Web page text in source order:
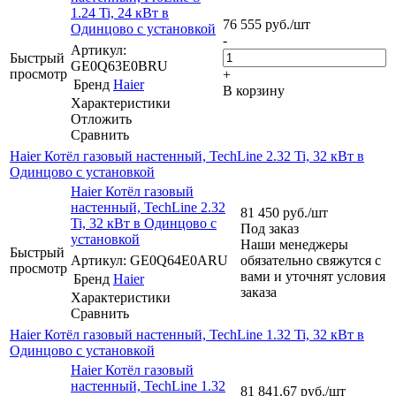
Быстрый
просмотр
1.24 Ti, 24 кВт в
Одинцово с установкой
Артикул:
GE0Q63E0BRU
Бренд Haier
Характеристики
Отложить
Сравнить
76 555 руб./шт
-
+
В корзину
Haier Котёл газовый настенный, TechLine 2.32 Ti, 32 кВт в
Одинцово с установкой
Быстрый
просмотр
Haier Котёл газовый
настенный, TechLine 2.32
Ti, 32 кВт в Одинцово с
установкой
Артикул: GE0Q64E0ARU
Бренд Haier
Характеристики
Сравнить
81 450 руб./шт
Под заказ
Наши менеджеры
обязательно свяжутся с
вами и уточнят условия
заказа
Haier Котёл газовый настенный, TechLine 1.32 Ti, 32 кВт в
Одинцово с установкой
Haier Котёл газовый
настенный, TechLine 1.32
81 841.67 руб./шт